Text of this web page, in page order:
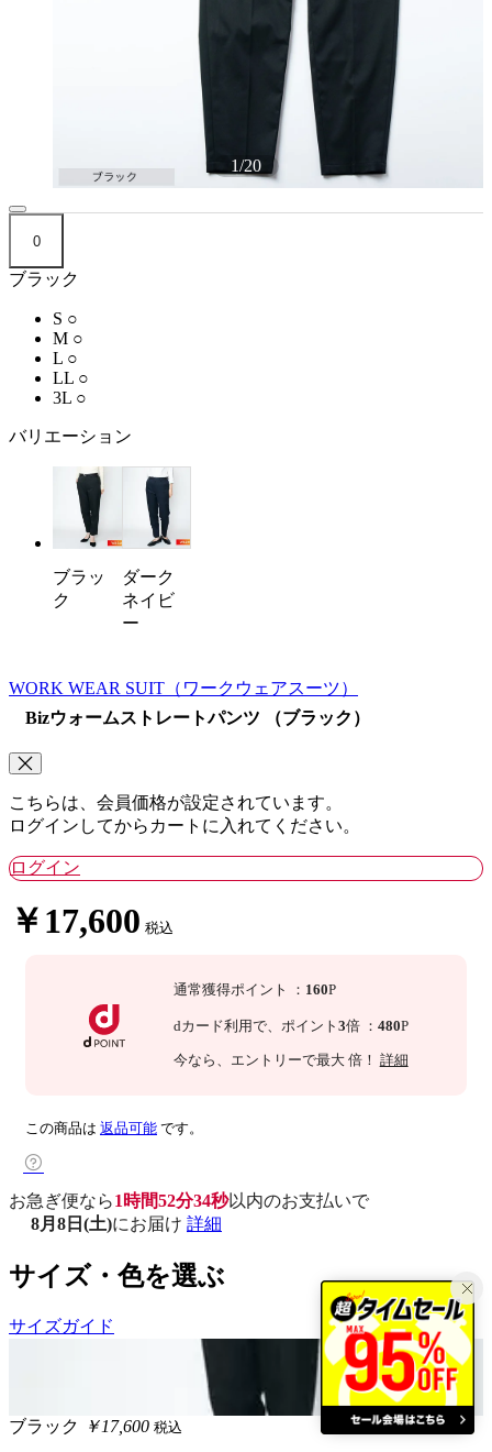
1/20
0
ブラック
S ○
M ○
L ○
LL ○
3L ○
バリエーション
ブラッ
ク
ダーク
ネイビ
ー
WORK WEAR SUIT （ワークウェアスーツ）
Bizウォームストレートパンツ （ブラック）
こちらは、会員価格が設定されています。
ログインしてからカートに入れてください。
ログイン
￥17,600 税込
通常獲得ポイント ： 160P
dカード利用で、 ポイント 3倍 ： 480P
今なら 、エントリーで最大 倍！ 詳細
この商品は 返品可能 です。
お急ぎ便なら1時間52分33秒以内のお支払いで
8月8日(土)にお届け 詳細
サイズ・色を選ぶ
サイズガイド
ブラック ￥17,600 税込